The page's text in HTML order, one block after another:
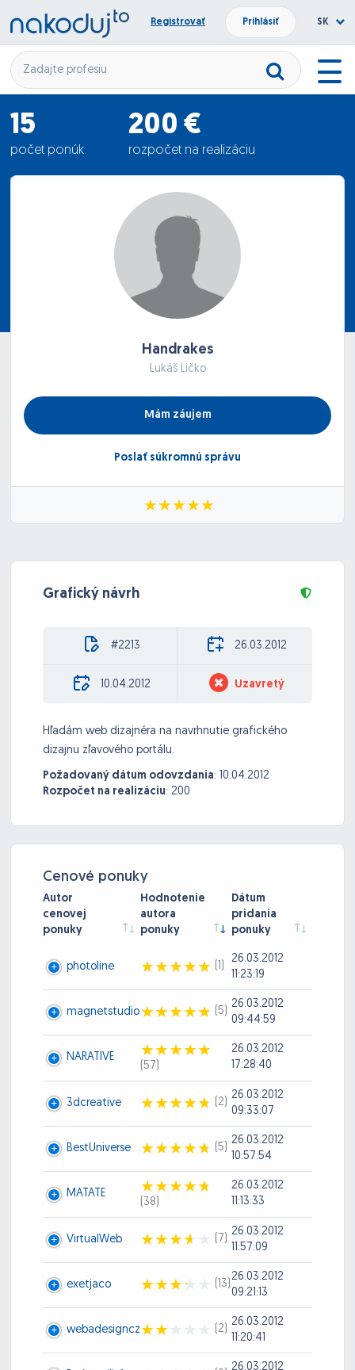
Registrovať Prihlásiť SK
15
počet ponúk
200 €
rozpočet na realizáciu
176.67 €
Handrakes
Lukáš Ličko
Mám záujem
Poslať súkromnú správu
Grafický návrh
#2213 26.03.2012
10.04.2012 Uzavretý
Hľadám web dizajnéra na navrhnutie grafického
dizajnu zľavového portálu.
Požadovaný dátum odovzdania: 10.04.2012
Rozpočet na realizáciu: 200
Cenové ponuky
Autor
cenovej
ponuky
Hodnotenie
autora
ponuky
Dátum
pridania
ponuky
photoline (1)
26.03.2012
11:23:19
magnetstudio (5)
26.03.2012
09:44:59
NARATIVE
(57)
26.03.2012
17:28:40
3dcreative (2)
26.03.2012
09:33:07
BestUniverse (5)
26.03.2012
10:57:54
MATATE
(38)
26.03.2012
11:13:33
VirtualWeb (7)
26.03.2012
11:57:09
exetjaco (13)
26.03.2012
09:21:13
webadesigncz (2)
26.03.2012
11:20:41
26.03.2012